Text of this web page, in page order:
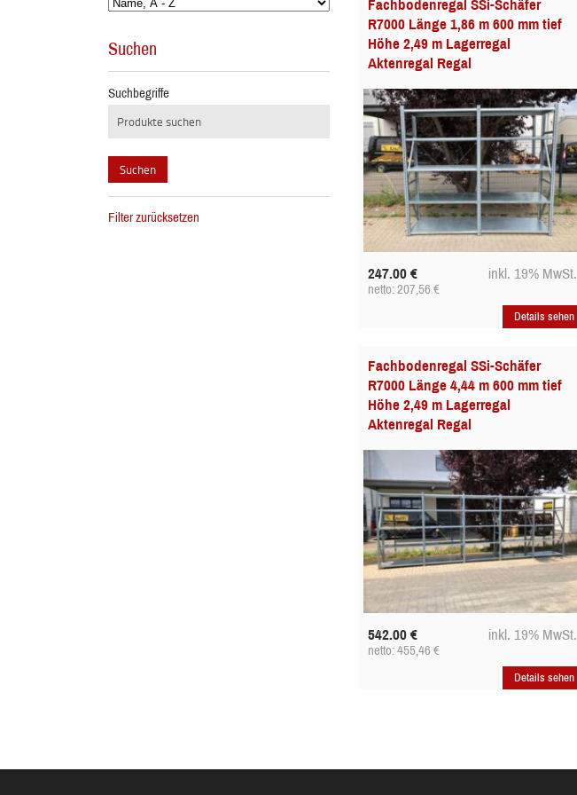
Fachbodenregal SSi-Schäfer
R7000 Länge 1,86 m 600 mm tief
Höhe 2,49 m Lagerregal
Aktenregal Regal
247.00€ inkl. 19% MwSt.
netto: 207,56€
Details sehen
Fachbodenregal SSi-Schäfer
R7000 Länge 4,44 m 600 mm tief
Höhe 2,49 m Lagerregal
Aktenregal Regal
542.00€ inkl. 19% MwSt.
netto: 455,46€
Details sehen
Suchen
Suchbegriffe
Filter zurücksetzen